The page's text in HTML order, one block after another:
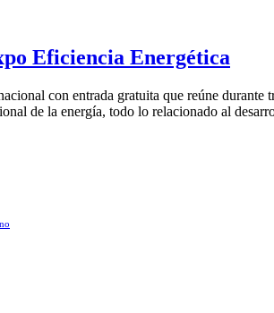
Eficiencia Energética
con entrada gratuita que reúne
de la energía, todo lo relacionado al